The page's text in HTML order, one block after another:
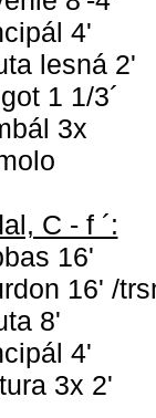
4'
lesná 2'
1 1/3´
3x
C - f ´:
16'
16' /
8'
4'
3x 2'